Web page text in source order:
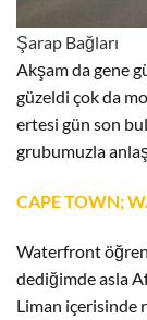
Şarap Bağları
Akşam da gene
güzeldi çok da
ertesi gün son
grubumuzla
CAPE TOWN;
Waterfront
dediğimde asla
Liman içerisinde